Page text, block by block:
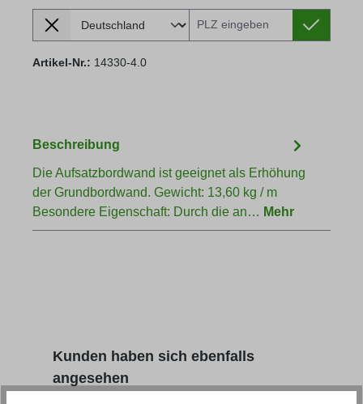
Lieferland
Versandkosten berechnen:
Artikel-Nr.: 14330-4.0
Beschreibung
Die Aufsatzbordwand ist geeignet als Erhöhung
der Grundbordwand. Gewicht: 13,60 kg / m
Besondere Eigenschaft: Durch die an… Mehr
Produktgalerie überspringen
Kunden haben sich ebenfalls
angesehen